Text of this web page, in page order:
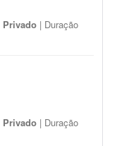
Privado | Duração
Privado | Duração